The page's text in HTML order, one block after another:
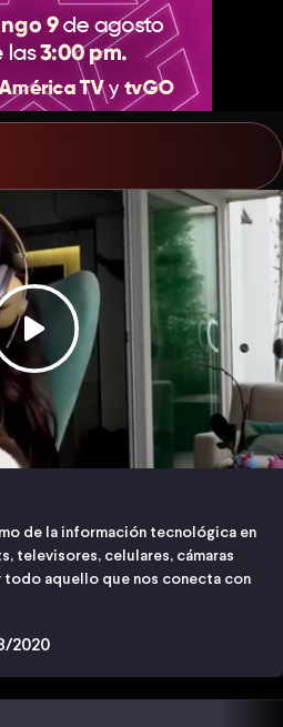
de la información tecnológica en
televisores, celulares, cámaras
aquello que nos conecta con
2020